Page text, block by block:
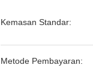
Kemasan Standar:
Metode Pembayaran: